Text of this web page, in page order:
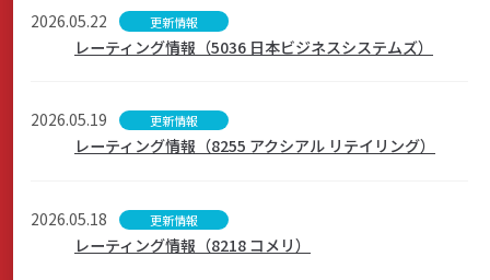
サポート・お手続き
会社案内
2026.05.22 更新情報
レーティング情報（5036 日本ビジネスシステムズ）
2026.05.19 更新情報
レーティング情報（8255 アクシアル リテイリング）
2026.05.18 更新情報
レーティング情報（8218 コメリ）